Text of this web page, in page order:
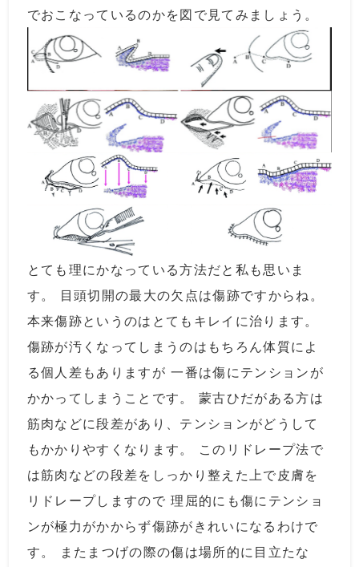
でおこなっているのかを図で見てみましょう。
とても理にかなっている方法だと私も思いま
す。 目頭切開の最大の欠点は傷跡ですからね。
本来傷跡というのはとてもキレイに治ります。
傷跡が汚くなってしまうのはもちろん体質によ
る個人差もありますが 一番は傷にテンションが
かかってしまうことです。 蒙古ひだがある方は
筋肉などに段差があり、テンションがどうして
もかかりやすくなります。 このリドレープ法で
は筋肉などの段差をしっかり整えた上で皮膚を
リドレープしますので 理屈的にも傷にテンショ
ンが極力がかからず傷跡がきれいになるわけで
す。 またまつげの際の傷は場所的に目立たな